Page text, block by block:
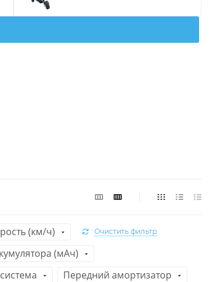
(км/ч)
(мАч)
Передний амортизатор
Очистить фильтр